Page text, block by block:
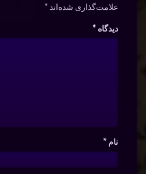
علامت‌گذاری شده‌اند*
دیدگاه *
نام *